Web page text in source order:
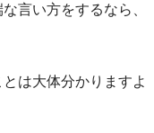
言い方をするなら、
は大体分かりますよ